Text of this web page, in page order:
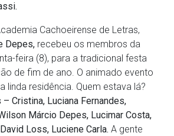
Cachoeirense de Letras,
Depes, recebeu os membros da
feira (8), para a tradicional festa
de fim de ano. O animado evento
linda residência. Quem estava lá?
Cristina, Luciana Fernandes,
Márcio Depes, Lucimar Costa,
Loss, Luciene Carla. A gente